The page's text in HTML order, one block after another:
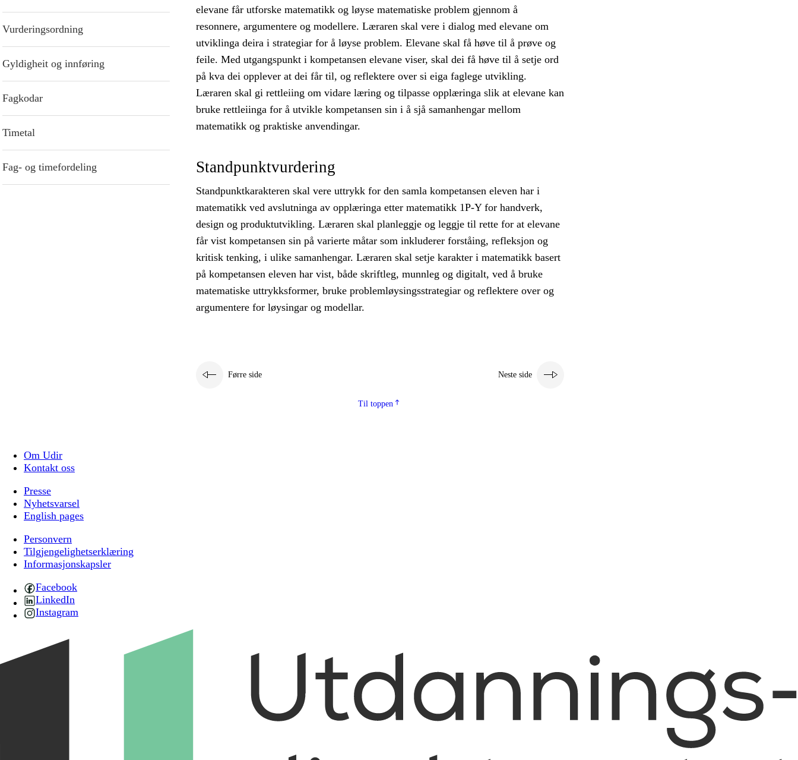
Vurderingsordning
Gyldigheit og innføring
Fagkodar
Timetal
Fag- og timefordeling
elevane får utforske matematikk og løyse matematiske problem gjennom å
resonnere, argumentere og modellere. Læraren skal vere i dialog med elevane om
utviklinga deira i strategiar for å løyse problem. Elevane skal få høve til å prøve og
feile. Med utgangspunkt i kompetansen elevane viser, skal dei få høve til å setje ord
på kva dei opplever at dei får til, og reflektere over si eiga faglege utvikling.
Læraren skal gi rettleiing om vidare læring og tilpasse opplæringa slik at elevane kan
bruke rettleiinga for å utvikle kompetansen sin i å sjå samanhengar mellom
matematikk og praktiske anvendingar.
Standpunktvurdering
Standpunktkarakteren skal vere uttrykk for den samla kompetansen eleven har i
matematikk ved avslutninga av opplæringa etter matematikk 1P-Y for handverk,
design og produktutvikling. Læraren skal planleggje og leggje til rette for at elevane
får vist kompetansen sin på varierte måtar som inkluderer forståing, refleksjon og
kritisk tenking, i ulike samanhengar. Læraren skal setje karakter i matematikk basert
på kompetansen eleven har vist, både skriftleg, munnleg og digitalt, ved å bruke
matematiske uttrykksformer, bruke problemløysingsstrategiar og reflektere over og
argumentere for løysingar og modellar.
Førre side Neste side
Til toppen
Om Udir
Kontakt oss
Presse
Nyhetsvarsel
English pages
Personvern
Tilgjengelighetserklæring
Informasjonskapsler
Facebook
LinkedIn
Instagram